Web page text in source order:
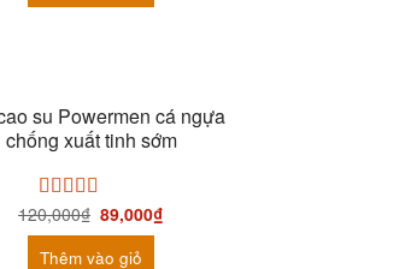
su Powermen cá ngựa
chống xuất tinh sớm
Được xếp
hạng5.005
sao
120,000₫ 89,000₫
Thêm vào giỏ